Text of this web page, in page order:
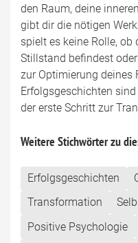
den Raum, deine inneren
gibt dir die nötigen
spielt es keine Rolle,
Stillstand befindest
zur Optimierung deines
Erfolgsgeschichten
der erste Schritt zur
Weitere Stichwörter zu
Erfolgsgeschichten
Transformation
Positive Psychologie